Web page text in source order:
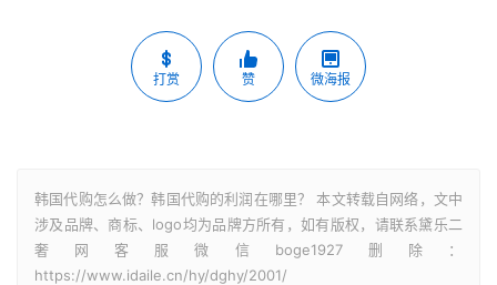
打赏 赞 微海报
韩国代购怎么做？韩国代购的利润在哪里？ 本文转载自网络，文中
涉及品牌、商标、logo均为品牌方所有，如有版权，请联系黛乐二
奢网客服微信boge1927删除：
https://www.idaile.cn/hy/dghy/2001/